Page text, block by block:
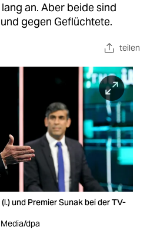
an. Aber beide sind
gegen Geflüchtete.
teilen
und Premier Sunak bei der TV-
dpa